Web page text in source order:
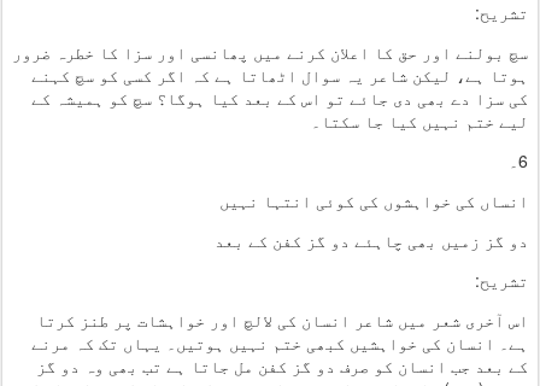
تشریح:
سچ بولنے اور حق کا اعلان کرنے میں پھانسی اور سزا کا خطرہ ضرور
ہوتا ہے، لیکن شاعر یہ سوال اٹھاتا ہے کہ اگر کسی کو سچ کہنے
کی سزا دے بھی دی جائے تو اس کے بعد کیا ہوگا؟ سچ کو ہمیشہ کے
لیے ختم نہیں کیا جا سکتا۔
6۔
انساں کی خواہشوں کی کوئی انتہا نہیں
دو گز زمیں بھی چاہئے دو گز کفن کے بعد
تشریح:
اس آخری شعر میں شاعر انسان کی لالچ اور خواہشات پر طنز کرتا
ہے۔ انسان کی خواہشیں کبھی ختم نہیں ہوتیں۔ یہاں تک کہ مرنے
کے بعد جب انسان کو صرف دو گز کفن مل جاتا ہے تب بھی وہ دو گز